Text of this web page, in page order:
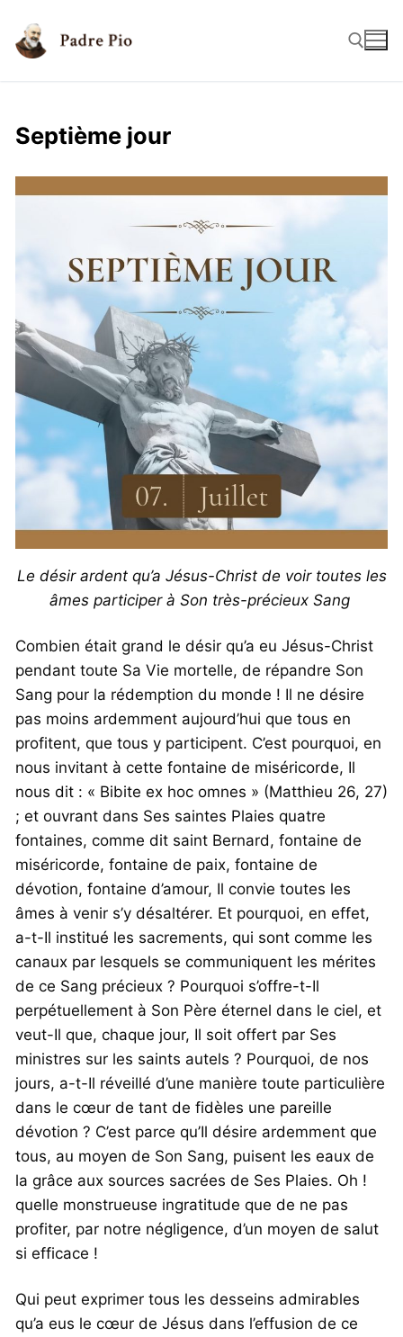
Septième jour
Le désir ardent qu’a Jésus-Christ de voir toutes les
âmes participer à Son très-précieux Sang
Combien était grand le désir qu’a eu Jésus-Christ
pendant toute Sa Vie mortelle, de répandre Son
Sang pour la rédemption du monde ! Il ne désire
pas moins ardemment aujourd’hui que tous en
profitent, que tous y participent. C’est pourquoi, en
nous invitant à cette fontaine de miséricorde, Il
nous dit : « Bibite ex hoc omnes » (Matthieu 26, 27)
; et ouvrant dans Ses saintes Plaies quatre
fontaines, comme dit saint Bernard, fontaine de
miséricorde, fontaine de paix, fontaine de
dévotion, fontaine d’amour, Il convie toutes les
âmes à venir s’y désaltérer. Et pourquoi, en effet,
a-t-Il institué les sacrements, qui sont comme les
canaux par lesquels se communiquent les mérites
de ce Sang précieux ? Pourquoi s’offre-t-Il
perpétuellement à Son Père éternel dans le ciel, et
veut-Il que, chaque jour, Il soit offert par Ses
ministres sur les saints autels ? Pourquoi, de nos
jours, a-t-Il réveillé d’une manière toute particulière
dans le cœur de tant de fidèles une pareille
dévotion ? C’est parce qu’Il désire ardemment que
tous, au moyen de Son Sang, puisent les eaux de
la grâce aux sources sacrées de Ses Plaies. Oh !
quelle monstrueuse ingratitude que de ne pas
profiter, par notre négligence, d’un moyen de salut
si efficace !
Qui peut exprimer tous les desseins admirables
qu’a eus le cœur de Jésus dans l’effusion de ce